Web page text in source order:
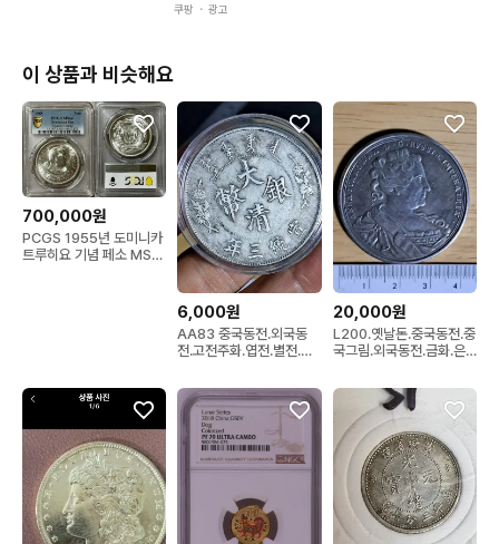
쿠팡 ・ 광고
이 상품과 비슷해요
700,000원
PCGS 1955년 도미니카
트루히요 기념 페소 MS
6,000원
AA83 중국동전.외국동
전.고전주화.엽전.별전.은
20,000원
L200.옛날돈.중국동전.중
국그림.외국동전.금화.은